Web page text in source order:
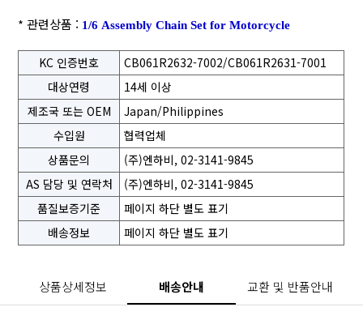
* 관련상품 : 1/6 Assembly Chain Set for Motorcycle
KC 인증번호
CB061R2632-7002/CB061R2631-7001
대상연령
14세 이상
제조국 또는 OEM
Japan/Philippines
수입원
협력업체
상품문의
(주)엔하비, 02-3141-9845
AS 담당 및 연락처
(주)엔하비, 02-3141-9845
품질보증기준
페이지 하단 별도 표기
배송정보
페이지 하단 별도 표기
상품상세정보 배송안내 교환 및 반품안내